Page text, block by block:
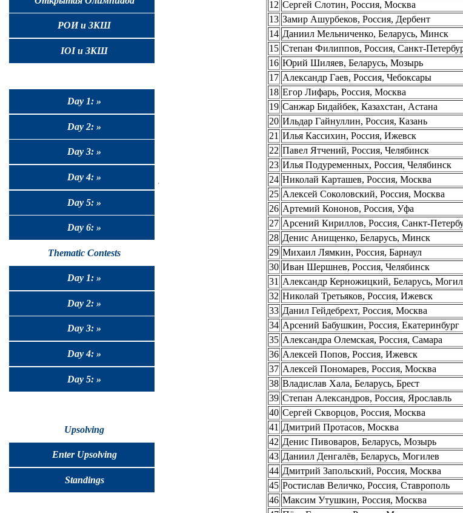
РОИ и ЗКШ
IOI и ЗКШ
Day 1: »
Day 2: »
Day 3: »
Day 4: »
Day 5: »
Day 6: »
Thematic Contests
Day 1: »
Day 2: »
Day 3: »
Day 4: »
Day 5: »
Upsolving
Enter Upsolving
Standings
12 Сергей Слотин, Россия, Москва
13 Замир Ашурбеков, Россия, Дербент
14 Даниил Мельниченко, Беларусь, Минск
15 Степан Филиппов, Россия, Санкт-
16 Юрий Шиляев, Беларусь, Мозырь
17 Александр Гаев, Россия, Чебоксары
18 Егор Лифарь, Россия, Москва
19 Санжар Бидайбек, Казахстан, Астана
20 Ильдар Гайнуллин, Россия, Казань
21 Илья Кассихин, Россия, Ижевск
22 Павел Ятчений, Россия, Челябинск
23 Илья Подуременных, Россия, Челябинск
24 Николай Карташев, Россия, Москва
25 Алексей Соколовский, Россия, Москва
26 Артемий Кононов, Россия, Уфа
27 Арсений Кириллов, Россия, Санкт-
28 Денис Анищенко, Беларусь, Минск
29 Михаил Лямкин, Россия, Барнаул
30 Иван Шершнев, Россия, Челябинск
31 Александр Керножицкий, Беларусь,
32 Николай Третьяков, Россия, Ижевск
33 Данил Гейдебрехт, Россия, Москва
34 Арсений Бабушкин, Россия, Екатеринбург
35 Александра Олемская, Россия, Самара
36 Алексей Попов, Россия, Ижевск
37 Алексей Пономарев, Россия, Москва
38 Владислав Хала, Беларусь, Брест
39 Степан Александров, Россия, Ярославль
40 Сергей Скворцов, Россия, Москва
41 Дмитрий Протасов, Москва
42 Денис Пивоваров, Беларусь, Мозырь
43 Даниил Денгалёв, Беларусь, Могилев
44 Дмитрий Запольский, Россия, Москва
45 Ростислав Величко, Россия, Ставрополь
46 Максим Утушкин, Россия, Москва